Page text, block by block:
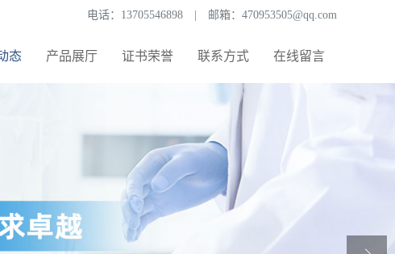
电话： 13705546898 邮箱： 470953505@qq.com
态 产品展厅 证书荣誉 联系方式 在线留言